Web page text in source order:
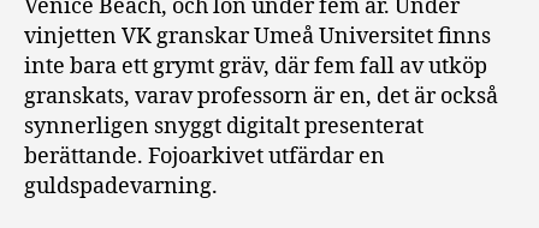
Venice Beach, och lön under fem år. Under
vinjetten VK granskar Umeå Universitet finns
inte bara ett grymt gräv, där fem fall av utköp
granskats, varav professorn är en, det är också
synnerligen snyggt digitalt presenterat
berättande. Fojoarkivet utfärdar en
guldspadevarning.